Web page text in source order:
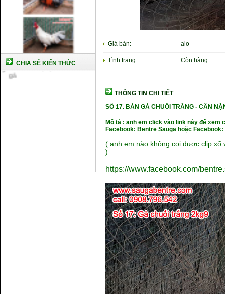
CHIA SẺ KIẾN THỨC
Cách nuôi gà đông tảo thuần
chủng
Kỹ thuật nuôi gà con mới nở
Hướng dẫn nuôi gà đá
Tại sao bạn cần biết cách nuôi
gà chọi ?
Cách điều trị bệnh sổ mũi cho
gà
Giá bán: alo
Tình trạng: Còn hàng
THÔNG TIN CHI TIẾT
SỐ 17.BÁN GÀ CHUỐI TRẮNG - CÂN NẶ
Mô tả : anh em click vào link này để
Facebook: Bentre Sauga hoặc Facebook:
( anh em nào không coi được clip xổ
)
https://www.facebook.com/